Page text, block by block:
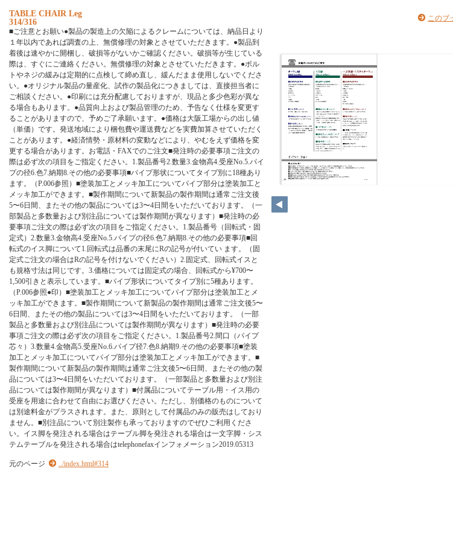
TABLE CHAIR Leg
314/316
■ご注意とお願い●製品の製造上の欠陥によるクレームについては、納品日より
１年以内であれば調査の上、無償修理の対象とさせていただきます。●製品到
着後は速やかに開梱し、破損等がないかご確認ください。破損等が生じている
際は、すぐにご連絡ください。無償修理の対象とさせていただきます。●ボル
トやネジの緩みは定期的に点検して締め直し、緩んだまま使用しないでくださ
い。●オリジナル製品の量産化、試作の製品化につきましては、直接担当者に
ご相談ください。●印刷には充分配慮しておりますが、現品と多少色彩が異な
る場合もあります。●品質向上および製品管理のため、予告なく仕様を変更す
ることがありますので、予めご了承願います。●価格は大阪工場からの出し値
（単価）です。発送地域により梱包費や運送費などを実費加算させていただく
ことがあります。●経済情勢・原材料の変動などにより、やむをえず価格を変
更する場合があります。お電話・FAXでのご注文■発注時の必要事項ご注文の
際は必ず次の項目をご指定ください。1.製品番号2.数量3.金物高4.受座No.5.パイ
プの径6.色7.納期8.その他の必要事項■パイプ形状についてタイプ別に18種あり
ます。（P.006参照）■塗装加工とメッキ加工についてパイプ部分は塗装加工と
メッキ加工ができます。■製作期間について新製品の製作期間は通常ご注文後
5〜6日間、またその他の製品については3〜4日間をいただいております。（一
部製品と多数量および別注品については製作期間が異なります）■発注時の必
要事項ご注文の際は必ず次の項目をご指定ください。1.製品番号（回転式・固
定式）2.数量3.金物高4.受座No.5.パイプの径6.色7.納期8.その他の必要事項■回
転式のイス脚について1.回転式は品番の末尾にRの記号が付いてい ます。（固
定式ご注文の場合はRの記号を付けないでください）2.固定式、回転式イスと
も規格寸法は同じです。3.価格については固定式の場合、回転式から¥700〜
1,500引きと表示しています。■パイプ形状についてタイプ別に5種あります。
（P.006参照●印）■塗装加工とメッキ加工についてパイプ部分は塗装加工とメ
ッキ加工ができます。■製作期間について新製品の製作期間は通常ご注文後5〜
6日間、またその他の製品については3〜4日間をいただいております。（一部
製品と多数量および別注品については製作期間が異なります）■発注時の必要
事項ご注文の際は必ず次の項目をご指定ください。1.製品番号2.間口（パイプ
芯々）3.数量4.金物高5.受座No.6.パイプ径7.色8.納期9.その他の必要事項■塗装
加工とメッキ加工についてパイプ部分は塗装加工とメッキ加工ができます。■
製作期間について新製品の製作期間は通常ご注文後5〜6日間、またその他の製
品については3〜4日間をいただいております。（一部製品と多数量および別注
品については製作期間が異なります）■付属品についてテーブル用・イス用の
受座を用途に合わせて自由にお選びください。ただし、別価格のものについて
は別途料金がプラスされます。また、原則として付属品のみの販売はしており
ません。■別注品について別注製作も承っておりますのでぜひご利用くださ
い。イス脚を発注される場合はテーブル脚を発注される場合は一文字脚・シス
テムテーブルを発注される場合はtelephonefaxインフォメーション2019.05313
元のページ ../index.html#314
このブ